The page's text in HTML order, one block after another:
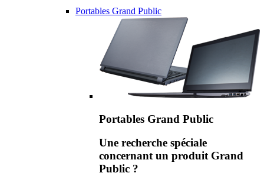
Portables Grand Public
Portables Grand Public
Une recherche spéciale
concernant un produit Grand
Public ?